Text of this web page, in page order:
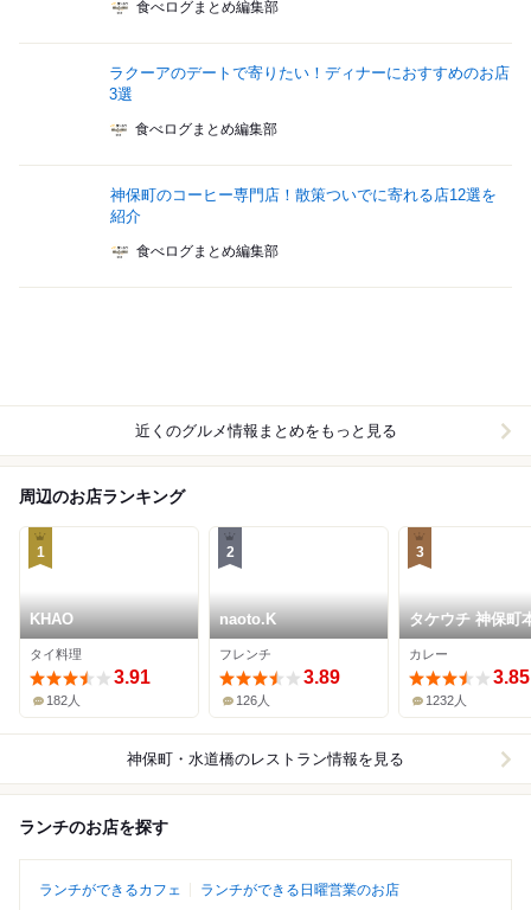
食べログまとめ編集部
ラクーアのデートで寄りたい！ディナーにおすすめのお店
3選
食べログまとめ編集部
神保町のコーヒー専門店！散策ついでに寄れる店12選を
紹介
食べログまとめ編集部
近くのグルメ情報まとめをもっと見る
周辺のお店ランキング
1
KHAO
タイ料理
3.91
182人
2
naoto.K
フレンチ
3.89
126人
3
タケウチ 神保町
カレー
3.85
1232人
神保町・水道橋のレストラン情報を見る
ランチのお店を探す
ランチができるカフェ ランチができる日曜営業のお店